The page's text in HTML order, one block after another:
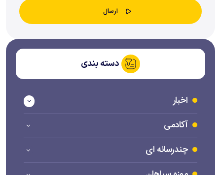
دسته بندی
اخبار
آکادمی
چندرسانه ای